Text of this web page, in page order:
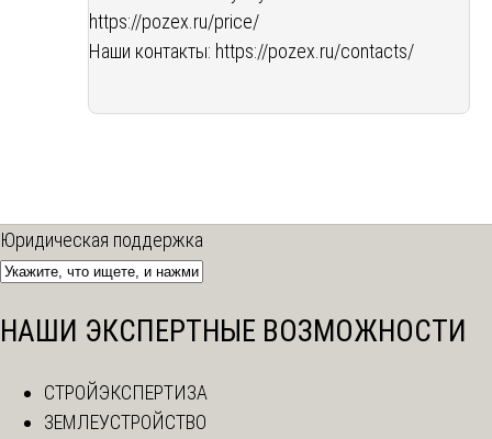
https://pozex.ru/price/
Наши контакты: https://pozex.ru/contacts/
Юридическая поддержка
НАШИ ЭКСПЕРТНЫЕ ВОЗМОЖНОСТИ
СТРОЙЭКСПЕРТИЗА
ЗЕМЛЕУСТРОЙСТВО